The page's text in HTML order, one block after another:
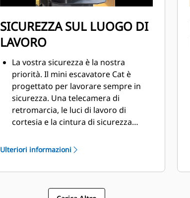
SICUREZZA SUL LUOGO DI
LAVORO
La vostra sicurezza è la nostra
priorità. Il mini escavatore Cat è
progettato per lavorare sempre in
sicurezza. Una telecamera di
retromarcia, le luci di lavoro di
cortesia e la cintura di sicurezza
alcune delle caratteristiche di
Ulteriori informazioni